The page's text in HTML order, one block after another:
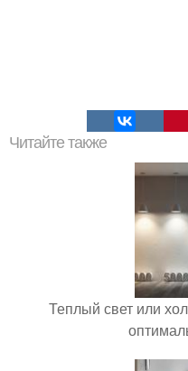
Читайте также
Теплый свет или